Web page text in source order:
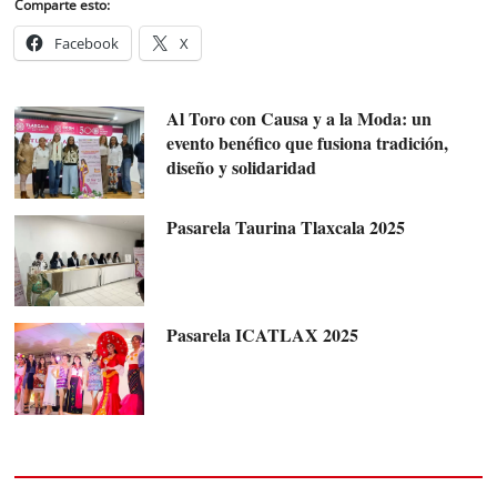
Comparte esto:
Facebook X
Al Toro con Causa y a la Moda: un
evento benéfico que fusiona tradición,
diseño y solidaridad
Pasarela Taurina Tlaxcala 2025
Pasarela ICATLAX 2025